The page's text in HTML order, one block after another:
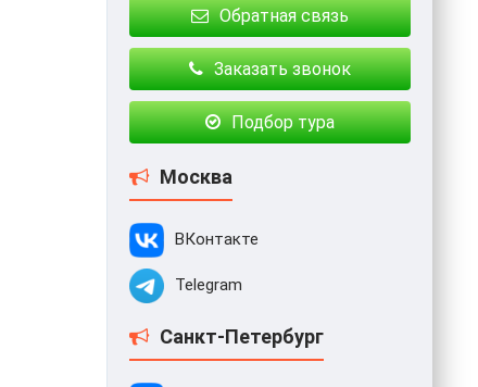
Обратная связь
Заказать звонок
Подбор тура
Москва
ВКонтакте
Telegram
Санкт-Петербург